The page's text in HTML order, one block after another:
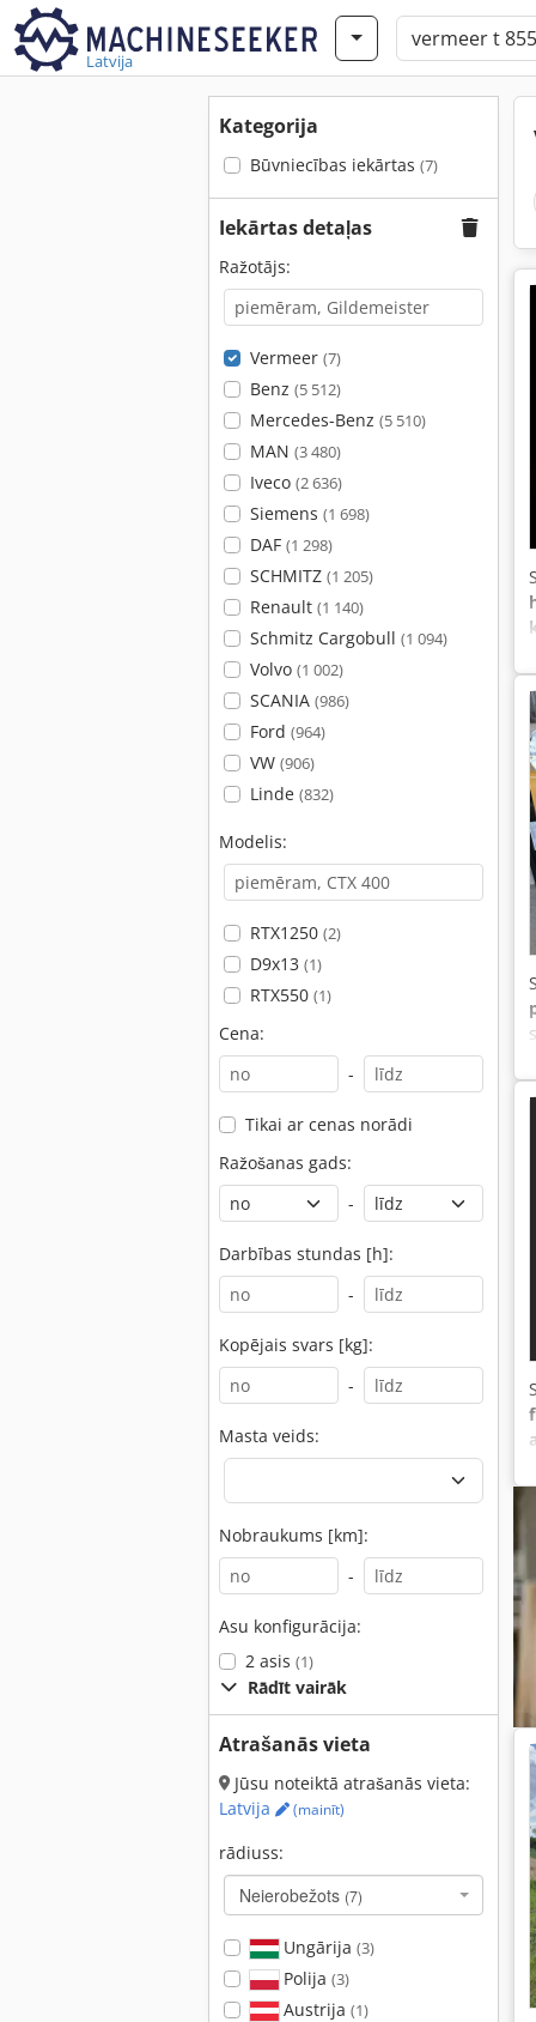
Latvija
Kategorija
Būvniecības iekārtas (7)
Iekārtas detaļas
Ražotājs:
Vermeer (7)
Benz (5 512)
Mercedes-Benz (5 510)
MAN (3 480)
Iveco (2 636)
Siemens (1 698)
DAF (1 298)
SCHMITZ (1 205)
Renault (1 140)
Schmitz Cargobull (1 094)
Volvo (1 002)
SCANIA (986)
Ford (964)
VW (906)
Linde (832)
Modelis:
RTX1250 (2)
D9x13 (1)
RTX550 (1)
Cena:
-
Tikai ar cenas norādi
Ražošanas gads:
-
Darbības stundas [h]:
-
Kopējais svars [kg]:
-
Masta veids:
Nobraukums [km]:
-
Asu konfigurācija:
2 asis (1)
Rādīt vairāk
Atrašanās vieta
Jūsu noteiktā atrašanās vieta:
Latvija
(mainīt)
rādiuss:
Neierobežots (7)
Ungārija (3)
Polija (3)
Austrija (1)